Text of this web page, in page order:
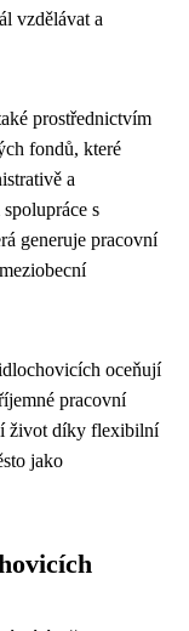
vzdělávat a
prostřednictvím
fondů, které
a
s
generuje pracovní
oceňují
pracovní
život díky flexibilní
jako